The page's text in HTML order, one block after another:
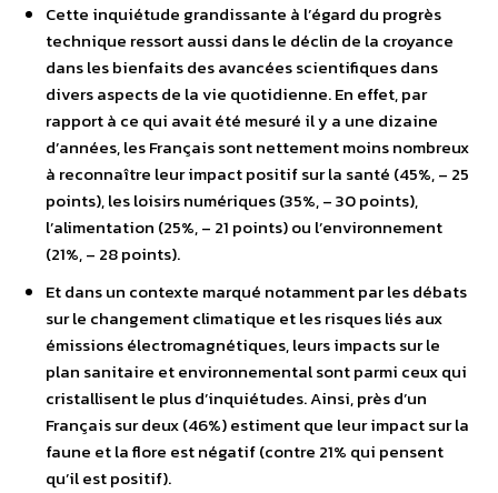
Cette inquiétude grandissante à l’égard du progrès
technique ressort aussi dans le déclin de la croyance
dans les bienfaits des avancées scientifiques dans
divers aspects de la vie quotidienne. En effet, par
rapport à ce qui avait été mesuré il y a une dizaine
d’années, les Français sont nettement moins nombreux
à reconnaître leur impact positif sur la santé (45%, – 25
points), les loisirs numériques (35%, – 30 points),
l’alimentation (25%, – 21 points) ou l’environnement
(21%, – 28 points).
Et dans un contexte marqué notamment par les débats
sur le changement climatique et les risques liés aux
émissions électromagnétiques, leurs impacts sur le
plan sanitaire et environnemental sont parmi ceux qui
cristallisent le plus d’inquiétudes. Ainsi, près d’un
Français sur deux (46%) estiment que leur impact sur la
faune et la flore est négatif (contre 21% qui pensent
qu’il est positif).